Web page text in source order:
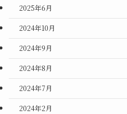
2025年6月
2024年10月
2024年9月
2024年8月
2024年7月
2024年2月